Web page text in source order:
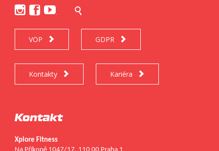
  . 
VOP  GDPR 
Kontakty  Kariéra 
Kontakt
Xplore Fitness